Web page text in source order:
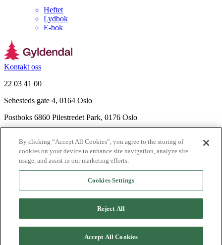
Heftet
Lydbok
E-bok
Kontakt oss
22 03 41 00
Sehesteds gate 4, 0164 Oslo
Postboks 6860 Pilestredet Park, 0176 Oslo
Nyhetsbrev
Ledige stillinger
Send inn manus
Agency
By clicking “Accept All Cookies”, you agree to the storing of
cookies on your device to enhance site navigation, analyze site
usage, and assist in our marketing efforts.
Cookies Settings
Reject All
Accept All Cookies